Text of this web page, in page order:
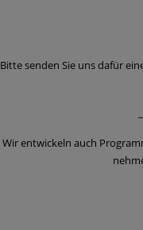
Bitte senden Sie uns dafür
Wir entwickeln auch